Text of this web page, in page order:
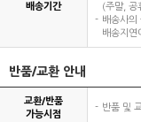
배송기간
(주말, 공
배송사의
배송지연
반품/교환 안내
교환/반품
가능시점
반품 및